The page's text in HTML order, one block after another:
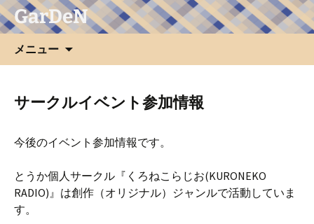
GarDeN
メニュー
ツ
ス
ッ
プ
サークルイベント参加情報
今後のイベント参加情報です。
とうか個人サークル『くろねこらじお(KURONEKO
RADIO)』は創作（オリジナル）ジャンルで活動していま
す。